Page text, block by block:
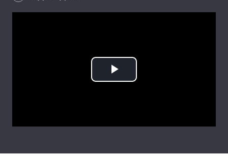
Лонгріди
Думки
Вакансії
Play